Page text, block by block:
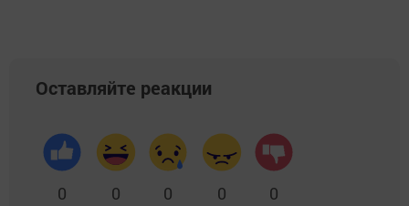
Оставляйте реакции
0 0 0 0 0